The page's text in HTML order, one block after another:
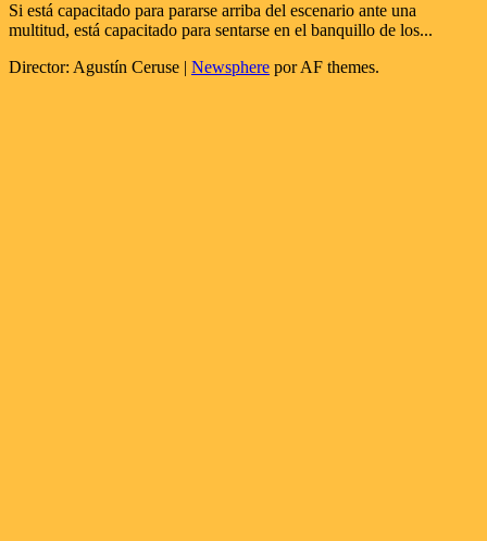
Si está capacitado para pararse arriba del escenario ante una
multitud, está capacitado para sentarse en el banquillo de los...
Director: Agustín Ceruse | Newsphere por AF themes.